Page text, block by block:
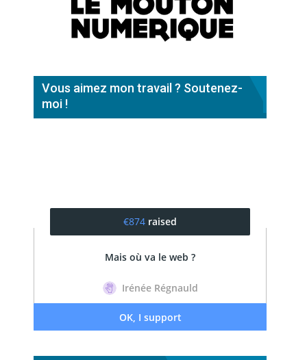
Vous aimez mon travail ? Soutenez-
moi !